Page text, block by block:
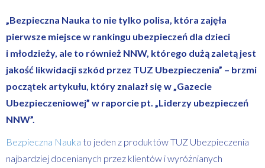
„Bezpieczna Nauka to nie tylko polisa, która zajęła
pierwsze miejsce w rankingu ubezpieczeń dla dzieci
i młodzieży, ale to również NNW, którego dużą zaletą jest
jakość likwidacji szkód przez TUZ Ubezpieczenia” – brzmi
początek artykułu, który znalazł się w „Gazecie
Ubezpieczeniowej” w raporcie pt. „Liderzy ubezpieczeń
NNW”.
Bezpieczna Nauka to jeden z produktów TUZ Ubezpieczenia
najbardziej docenianych przez klientów i wyróżnianych